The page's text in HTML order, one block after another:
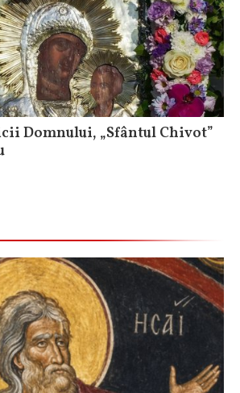
Domnului, „Sfântul Chivot”